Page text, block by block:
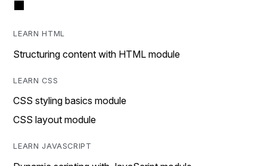
LEARN HTML
Structuring content with HTML module
LEARN CSS
CSS styling basics module
CSS layout module
LEARN JAVASCRIPT